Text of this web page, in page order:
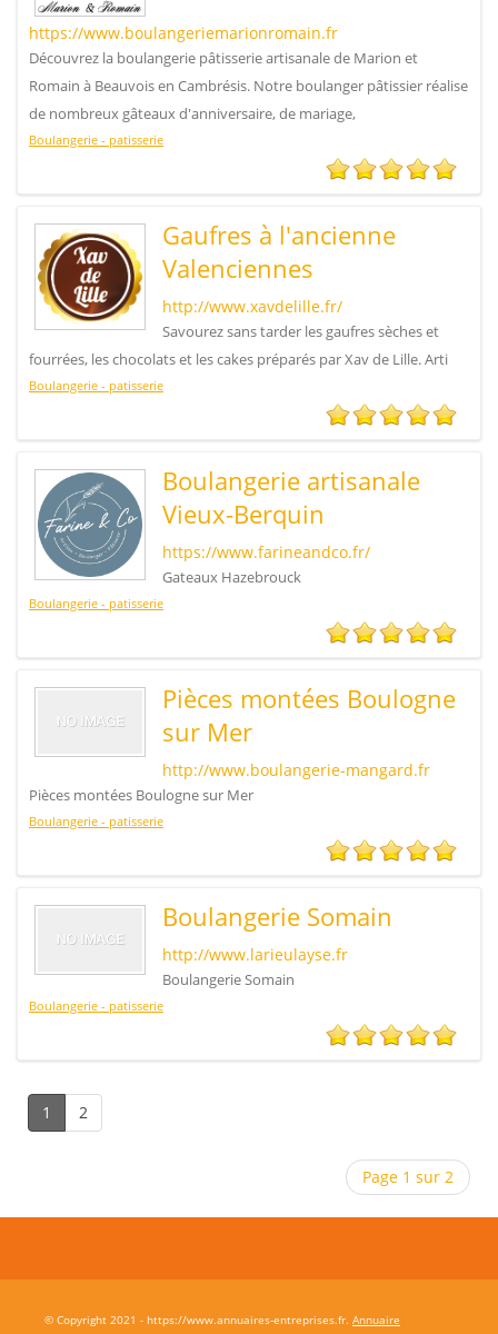
https://www.boulangeriemarionromain.fr
Découvrez la boulangerie pâtisserie artisanale de Marion et
Romain à Beauvois en Cambrésis. Notre boulanger pâtissier réalise
de nombreux gâteaux d'anniversaire, de mariage,
Boulangerie - patisserie
Gaufres à l'ancienne
Valenciennes
http://www.xavdelille.fr/
Savourez sans tarder les gaufres sèches et
fourrées, les chocolats et les cakes préparés par Xav de Lille. Arti
Boulangerie - patisserie
Boulangerie artisanale
Vieux-Berquin
https://www.farineandco.fr/
Gateaux Hazebrouck
Boulangerie - patisserie
Pièces montées Boulogne
sur Mer
http://www.boulangerie-mangard.fr
Pièces montées Boulogne sur Mer
Boulangerie - patisserie
Boulangerie Somain
http://www.larieulayse.fr
Boulangerie Somain
Boulangerie - patisserie
1 2
Page 1 sur 2
© Copyright 2021 - https://www.annuaires-entreprises.fr. Annuaire